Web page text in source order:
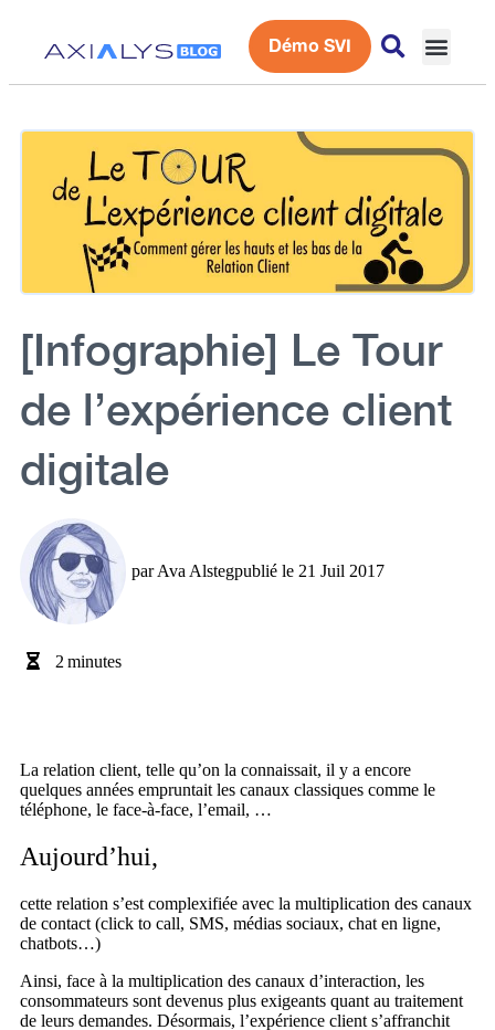
Démo SVI
[Infographie] Le Tour
de l’expérience client
digitale
parAva Alstegpublié le 21 Juil 2017
2 minutes
La relation client, telle qu’on la connaissait, il y a encore
quelques années empruntait les canaux classiques comme le
téléphone, le face-à-face, l’email, …
Aujourd’hui,
cette relation s’est complexifiée avec la multiplication des canaux
de contact (click to call, SMS, médias sociaux, chat en ligne,
chatbots…)
Ainsi, face à la multiplication des canaux d’interaction, les
consommateurs sont devenus plus exigeants quant au traitement
de leurs demandes. Désormais, l’expérience client s’affranchit